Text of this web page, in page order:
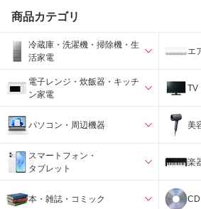
商品カテゴリ
冷蔵庫・洗濯機・掃除機・生
活家電
エ
電子レンジ・炊飯器・キッチ
ン家電
TV
パソコン・周辺機器 美
スマートフォン・
タブレット
楽
本・雑誌・コミック